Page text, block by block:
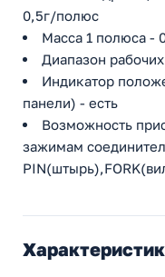
0,5г/полюс
Масса 1 полюса -
Диапазон
Индикатор
панели) - есть
Возможность
зажимам